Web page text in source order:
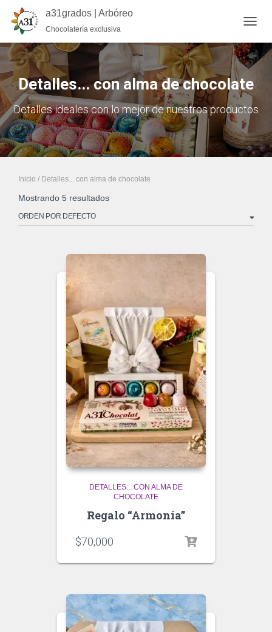
a31grados | Arbóreo
Chocolatería exclusiva
Detalles... con alma de chocolate
Detalles ideales con lo mejor de nuestros productos
Inicio / Detalles... con alma de chocolate
Mostrando 5 resultados
DETALLES... CON ALMA DE
CHOCOLATE
Regalo “Armonía”
$70,000